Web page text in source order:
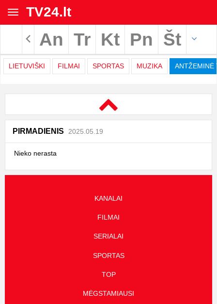
Toggle
navigation
TV24.lt
Rodyti archyvą
An Tr Kt Pn Št
LIETUVIŠKI FILMAI SPORTAS MUZIKA ANTŽEMINĖ
TV
programa
|
TV24.LT
PIRMADIENIS 2025.05.19
Nieko nerasta
KANALAI
FILMAI
SERIALAI
SPORTAS
TOP
MĖGSTAMIAUSI